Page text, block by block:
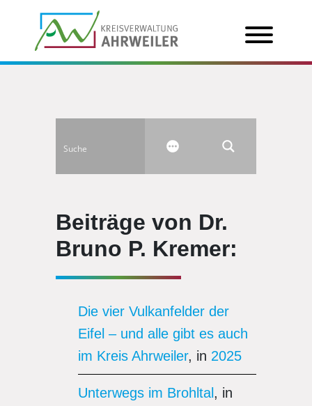
Beiträge von Dr.
Bruno P. Kremer:
Die vier Vulkanfelder der
Eifel – und alle gibt es auch
im Kreis Ahrweiler, in 2025
Unterwegs im Brohltal , in